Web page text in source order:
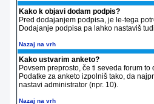
Kako k objavi dodam podpis?
Pred dodajanjem podpisa, je le-tega
Dodajanje podpisa pa lahko nastaviš
Nazaj na vrh
Kako ustvarim anketo?
Povsem preprosto, če ti seveda forum
Podatke za anketo izpolniš tako, da
nastavi administrator (npr. 10).
Nazaj na vrh